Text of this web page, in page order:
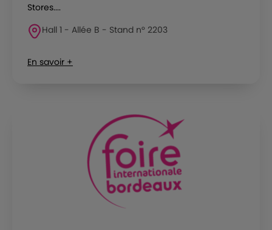
Stores....
Hall 1 - Allée B - Stand n° 2203
En savoir +